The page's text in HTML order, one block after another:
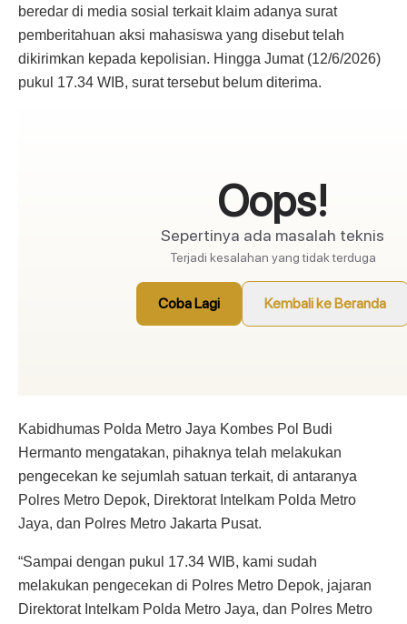
beredar di media sosial terkait klaim adanya surat
pemberitahuan aksi mahasiswa yang disebut telah
dikirimkan kepada kepolisian. Hingga Jumat (12/6/2026)
pukul 17.34 WIB, surat tersebut belum diterima.
Kabidhumas Polda Metro Jaya Kombes Pol Budi
Hermanto mengatakan, pihaknya telah melakukan
pengecekan ke sejumlah satuan terkait, di antaranya
Polres Metro Depok, Direktorat Intelkam Polda Metro
Jaya, dan Polres Metro Jakarta Pusat.
“Sampai dengan pukul 17.34 WIB, kami sudah
melakukan pengecekan di Polres Metro Depok, jajaran
Direktorat Intelkam Polda Metro Jaya, dan Polres Metro